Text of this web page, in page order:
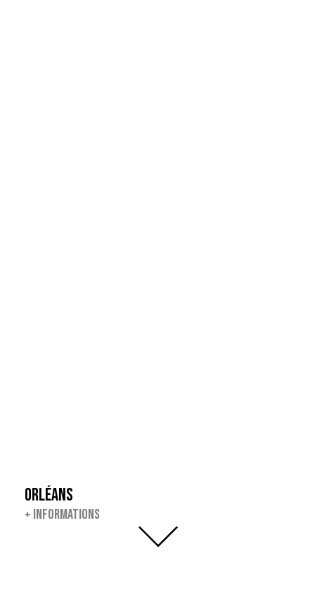
ORLÉANS
+ INFORMATIONS